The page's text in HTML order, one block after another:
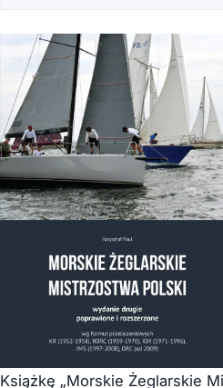
Książkę „Morskie Żeglarskie